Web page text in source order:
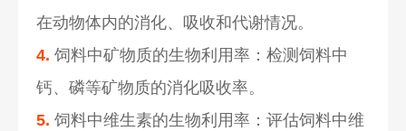
在动物体内的消化、吸收和代谢情况。
4. 饲料中矿物质的生物利用率：检测饲料中
钙、磷等矿物质的消化吸收率。
5. 饲料中维生素的生物利用率：评估饲料中维